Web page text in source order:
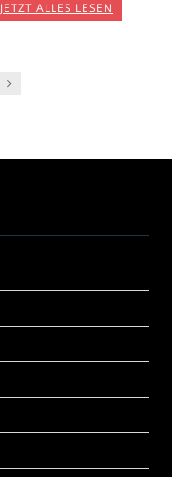
JETZT ALLES LESEN
Nachfolger